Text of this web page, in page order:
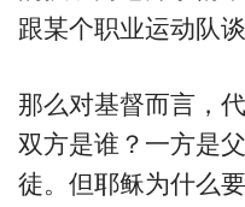
跟某个职业运动队谈
那么对基督而言，
双方是谁？一方是
徒。但耶稣为什么